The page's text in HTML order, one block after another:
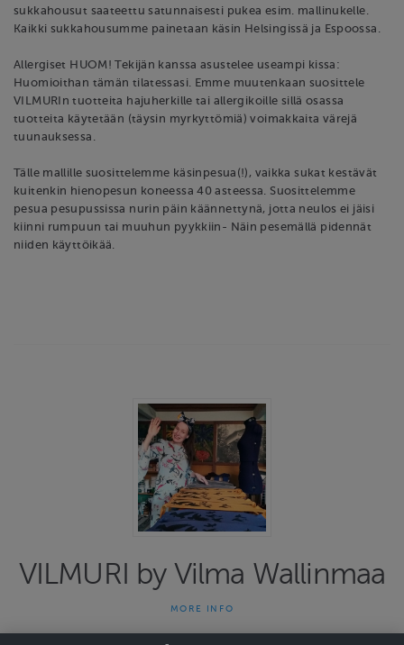
sukkahousut saateettu satunnaisesti pukea esim. mallinukelle.
Kaikki sukkahousumme painetaan käsin Helsingissä ja Espoossa.
Allergiset HUOM! Tekijän kanssa asustelee useampi kissa:
Huomioithan tämän tilatessasi. Emme muutenkaan suosittele
VILMURIn tuotteita hajuherkille tai allergikoille sillä osassa
tuotteita käytetään (täysin myrkyttömiä) voimakkaita värejä
tuunauksessa.
Tälle mallille suosittelemme käsinpesua(!), vaikka sukat kestävät
kuitenkin hienopesun koneessa 40 asteessa. Suosittelemme
pesua pesupussissa nurin päin käännettynä, jotta neulos ei jäisi
kiinni rumpuun tai muuhun pyykkiin- Näin pesemällä pidennät
niiden käyttöikää.
VILMURI by Vilma Wallinmaa
MORE INFO